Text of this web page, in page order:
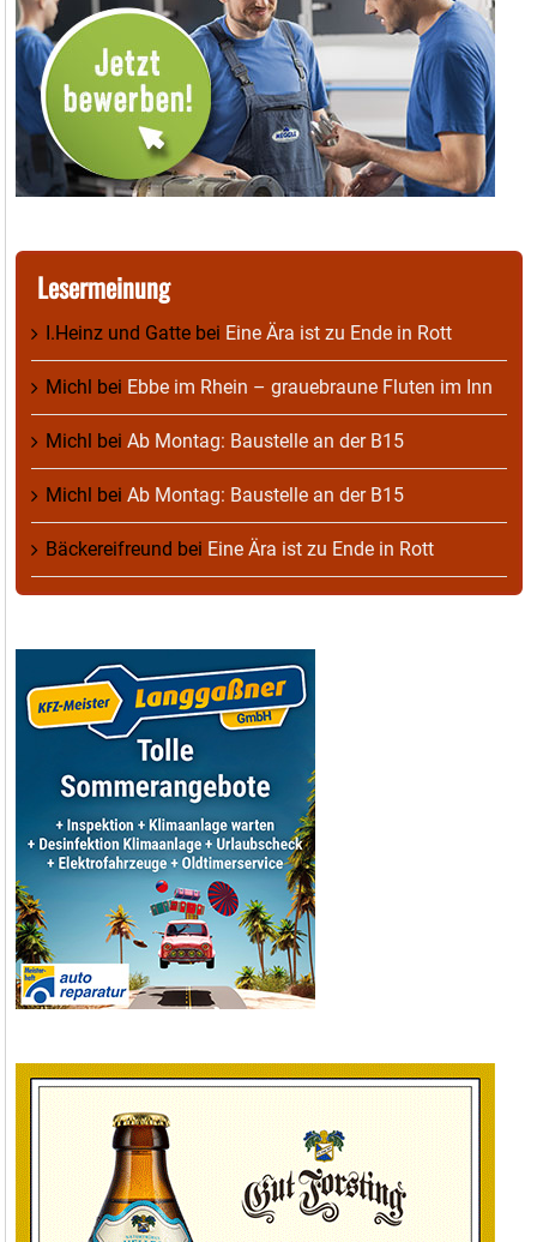
Lesermeinung
I.Heinz und Gatte bei Eine Ära ist zu Ende in Rott
Michl bei Ebbe im Rhein – grauebraune Fluten im Inn
Michl bei Ab Montag: Baustelle an der B15
Michl bei Ab Montag: Baustelle an der B15
Bäckereifreund bei Eine Ära ist zu Ende in Rott